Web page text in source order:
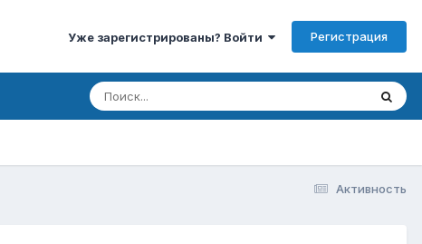
Уже зарегистрированы? Войти Регистрация
Активность